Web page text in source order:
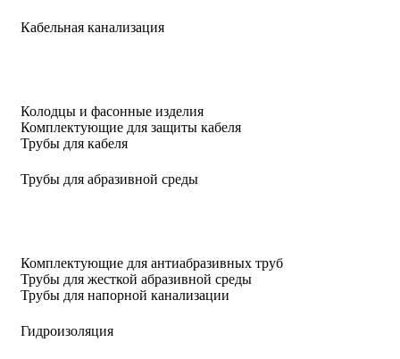
Кабельная канализация
Колодцы и фасонные изделия
Комплектующие для защиты кабеля
Трубы для кабеля
Трубы для абразивной среды
Комплектующие для антиабразивных труб
Трубы для жесткой абразивной среды
Трубы для напорной канализации
Гидроизоляция